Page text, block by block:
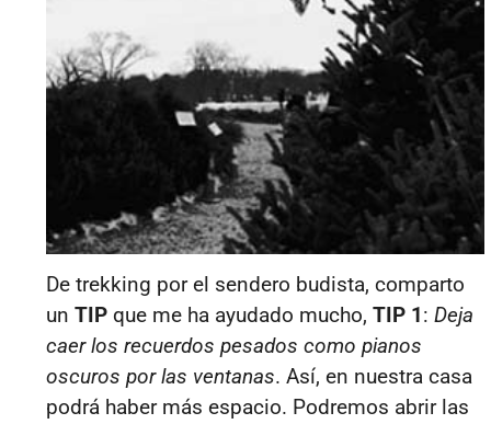
De trekking por el sendero budista, comparto
un TIP que me ha ayudado mucho, TIP 1: Deja
caer los recuerdos pesados como pianos
oscuros por las ventanas. Así, en nuestra casa
podrá haber más espacio. Podremos abrir las